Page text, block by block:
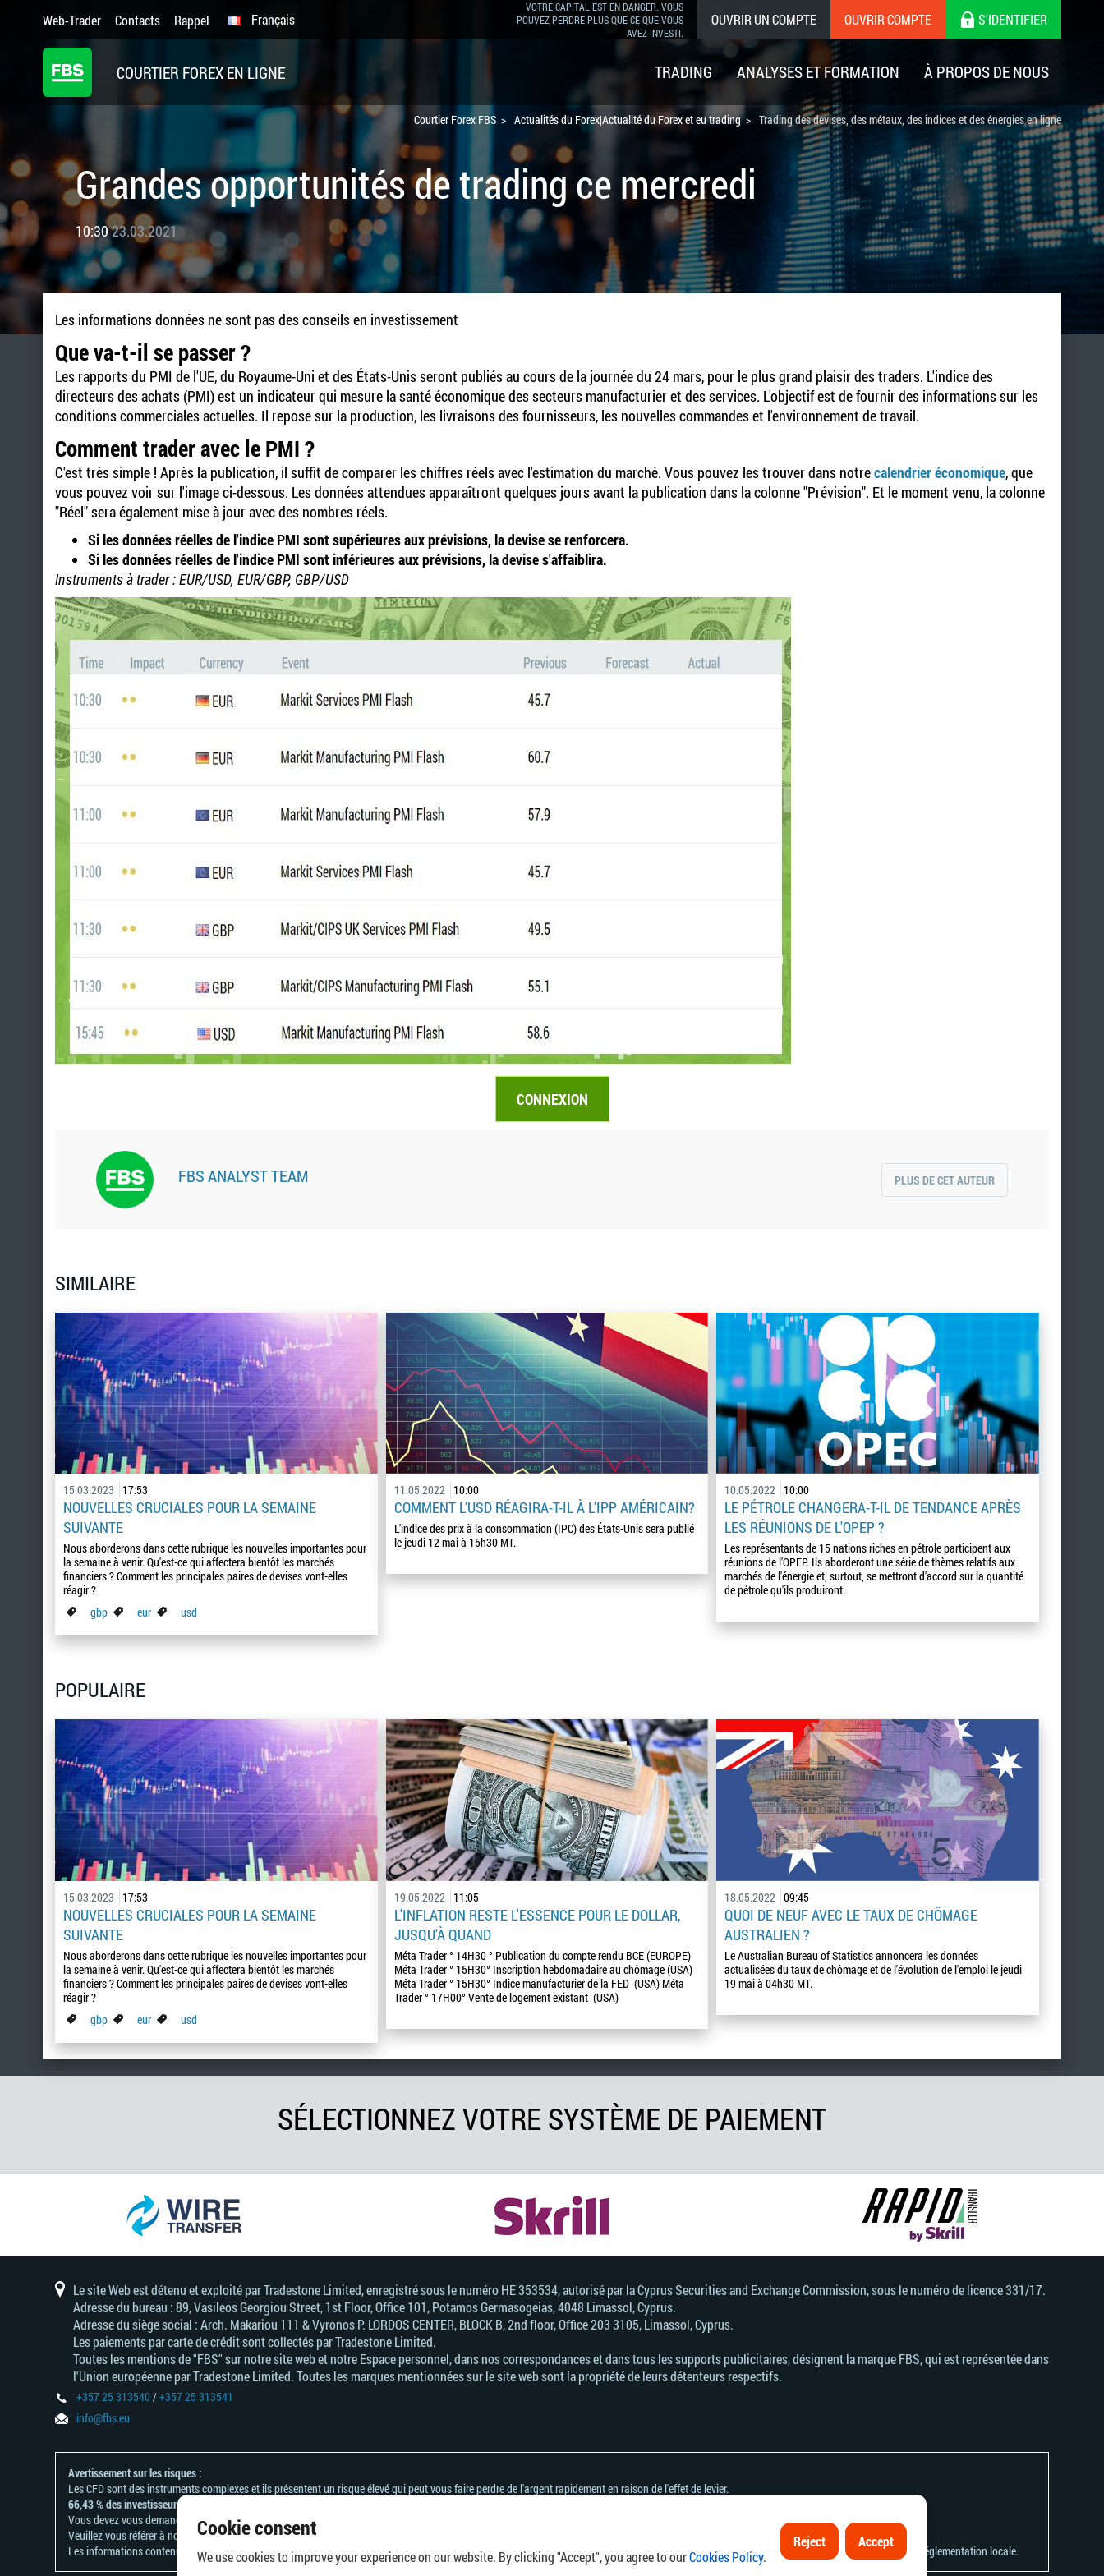
Cookie consent
We use cookies to improve your experience on our website. By clicking "Accept", you agree to ourCookies Policy.
Reject Accept
Web-Trader Contacts Rappel
VOTRE CAPITAL EST EN DANGER. VOUS
POUVEZ PERDRE PLUS QUE CE QUE VOUS
AVEZ INVESTI.
OUVRIR UN COMPTE OUVRIR COMPTE S'IDENTIFIER
Français
COURTIER FOREX EN LIGNE TRADING ANALYSES ET FORMATION À PROPOS DE NOUS
Courtier Forex FBS Actualités du Forex|Actualité du Forex et eu trading Trading des devises, des métaux, des indices et des énergies en ligne
Grandes opportunités de trading ce mercredi
10:3023.03.2021
Les informations données ne sont pas des conseils en investissement
Que va-t-il se passer ?
Les rapports du PMI de l'UE, du Royaume-Uni et des États-Unis seront publiés au cours de la journée du 24 mars, pour le plus grand plaisir des traders. L'indice des
directeurs des achats (PMI) est un indicateur qui mesure la santé économique des secteurs manufacturier et des services. L'objectif est de fournir des informations sur les
conditions commerciales actuelles. Il repose sur la production, les livraisons des fournisseurs, les nouvelles commandes et l'environnement de travail.
Comment trader avec le PMI ?
C'est très simple ! Après la publication, il suffit de comparer les chiffres réels avec l'estimation du marché. Vous pouvez les trouver dans notrecalendrier économique, que
vous pouvez voir sur l'image ci-dessous. Les données attendues apparaîtront quelques jours avant la publication dans la colonne "Prévision". Et le moment venu, la colonne
"Réel" sera également mise à jour avec des nombres réels.
Si les données réelles de l'indice PMI sont supérieures aux prévisions, la devise se renforcera.
Si les données réelles de l'indice PMI sont inférieures aux prévisions, la devise s'affaiblira.
Instruments à trader : EUR/USD, EUR/GBP, GBP/USD
CONNEXION
FBS ANALYST TEAM PLUS DE CET AUTEUR
SIMILAIRE
15.03.2023 17:53
NOUVELLES CRUCIALES POUR LA SEMAINE
SUIVANTE
Nous aborderons dans cette rubrique les nouvelles importantes pour
la semaine à venir. Qu'est-ce qui affectera bientôt les marchés
financiers ? Comment les principales paires de devises vont-elles
réagir ?
gbp
eur usd
11.05.2022 10:00
COMMENT L'USD RÉAGIRA-T-IL À L'IPP AMÉRICAIN?
L'indice des prix à la consommation (IPC) des États-Unis sera publié
le jeudi 12 mai à 15h30 MT.
10.05.2022 10:00
LE PÉTROLE CHANGERA-T-IL DE TENDANCE APRÈS
LES RÉUNIONS DE L'OPEP ?
Les représentants de 15 nations riches en pétrole participent aux
réunions de l'OPEP. Ils aborderont une série de thèmes relatifs aux
marchés de l'énergie et, surtout, se mettront d'accord sur la quantité
de pétrole qu'ils produiront.
POPULAIRE
15.03.2023 17:53
NOUVELLES CRUCIALES POUR LA SEMAINE
SUIVANTE
Nous aborderons dans cette rubrique les nouvelles importantes pour
la semaine à venir. Qu'est-ce qui affectera bientôt les marchés
financiers ? Comment les principales paires de devises vont-elles
réagir ?
gbp
eur usd
19.05.2022 11:05
L'INFLATION RESTE L'ESSENCE POUR LE DOLLAR,
JUSQU'À QUAND
Méta Trader ° 14H30 ° Publication du compte rendu BCE (EUROPE)
Méta Trader ° 15H30° Inscription hebdomadaire au chômage (USA)
Méta Trader ° 15H30° Indice manufacturier de la FED (USA) Méta
Trader ° 17H00° Vente de logement existant (USA)
18.05.2022 09:45
QUOI DE NEUF AVEC LE TAUX DE CHÔMAGE
AUSTRALIEN ?
Le Australian Bureau of Statistics annoncera les données
actualisées du taux de chômage et de l'évolution de l'emploi le jeudi
19 mai à 04h30 MT.
SÉLECTIONNEZ VOTRE SYSTÈME DE PAIEMENT
Le site Web est détenu et exploité par Tradestone Limited, enregistré sous le numéro HE 353534, autorisé par la Cyprus Securities and Exchange Commission, sous le numéro de licence 331/17.
Adresse du bureau : 89, Vasileos Georgiou Street, 1st Floor, Office 101, Potamos Germasogeias, 4048 Limassol, Cyprus.
Adresse du siège social : Arch. Makariou 111 & Vyronos Р. LORDOS CENTER, BLOCK В, 2nd floor, Office 203 3105, Limassol, Cyprus.
Les paiements par carte de crédit sont collectés par Tradestone Limited.
Toutes les mentions de "FBS" sur notre site web et notre Espace personnel, dans nos correspondances et dans tous les supports publicitaires, désignent la marque FBS, qui est représentée dans
l'Union européenne par Tradestone Limited. Toutes les marques mentionnées sur le site web sont la propriété de leurs détenteurs respectifs.
+357 25 313540/+357 25 313541
info@fbs.eu
Avertissement sur les risques :
Les CFD sont des instruments complexes et ils présentent un risque élevé qui peut vous faire perdre de l'argent rapidement en raison de l'effet de levier.
66,43 % des investisseurs particuliers perdent de l'argent lorsqu'ils tradent des CFD avec ce fournisseur.
Vous devez vous demander si vous comprenez le fonctionnement des CFD et si vous pouvez vous permettre de prendre des risques élevés qui peuvent mener à d'importantes pertes d'argent.
Veuillez vous référer à notre
politique en matière de reconnaissance et de divulgation des risques
Les informations contenues sur ce site ne s'adressent pas aux résidents d'un pays ou d'une juridiction où la distribution ou l'utilisation de ces informations serait contraire à la législation ou à la réglementation locale.